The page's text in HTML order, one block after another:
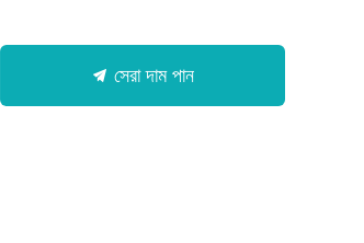
সেরা দাম পান